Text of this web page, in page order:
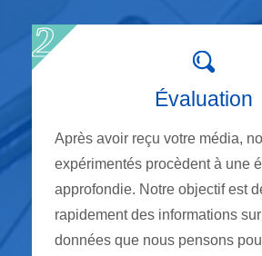
Évaluation
Après avoir reçu votre média,
expérimentés procèdent à une
approfondie. Notre objectif est
rapidement des informations
données que nous pensons